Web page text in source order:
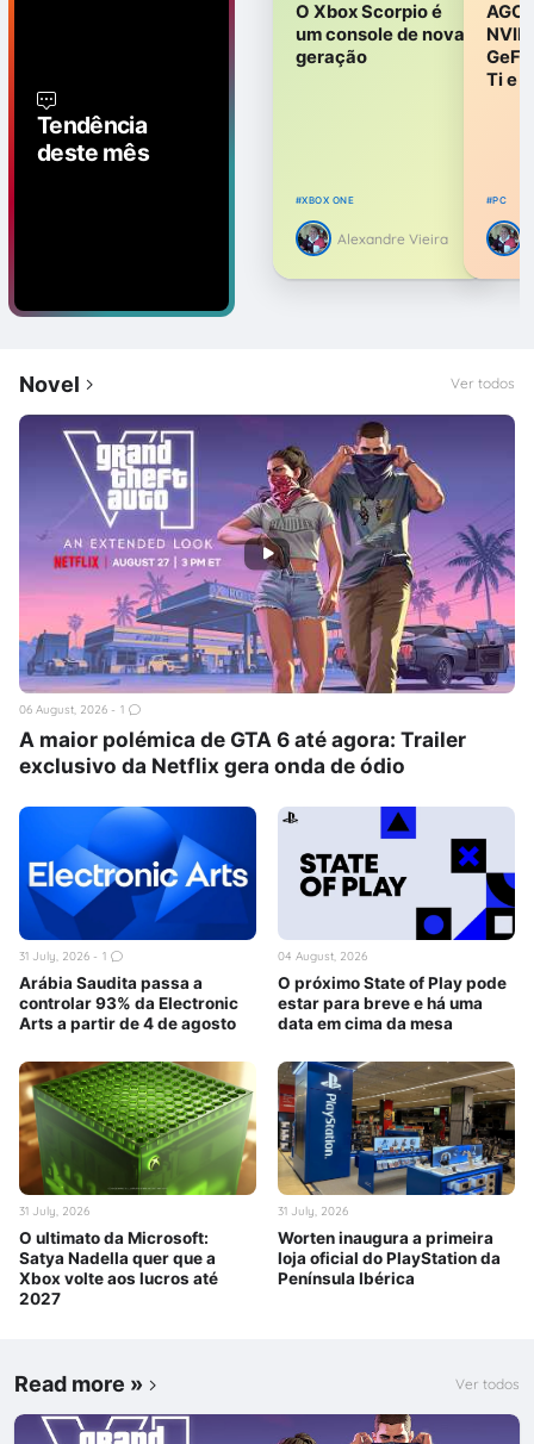
Tendência
deste mês
O Xbox Scorpio é
um console de nova
geração
XBOX ONE
Alexandre Vieira
Ti e
PC
Novel Ver todos
06 August, 2026 1
A maior polémica de GTA 6 até agora: Trailer
exclusivo da Netflix gera onda de ódio
04 August, 2026
O próximo State of Play pode
estar para breve e há uma
data em cima da mesa
31 July, 2026 1
Arábia Saudita passa a
controlar 93% da Electronic
Arts a partir de 4 de agosto
31 July, 2026
O ultimato da Microsoft:
Satya Nadella quer que a
Xbox volte aos lucros até
2027
31 July, 2026
Worten inaugura a primeira
loja oficial do PlayStation da
Península Ibérica
Read more » Ver todos